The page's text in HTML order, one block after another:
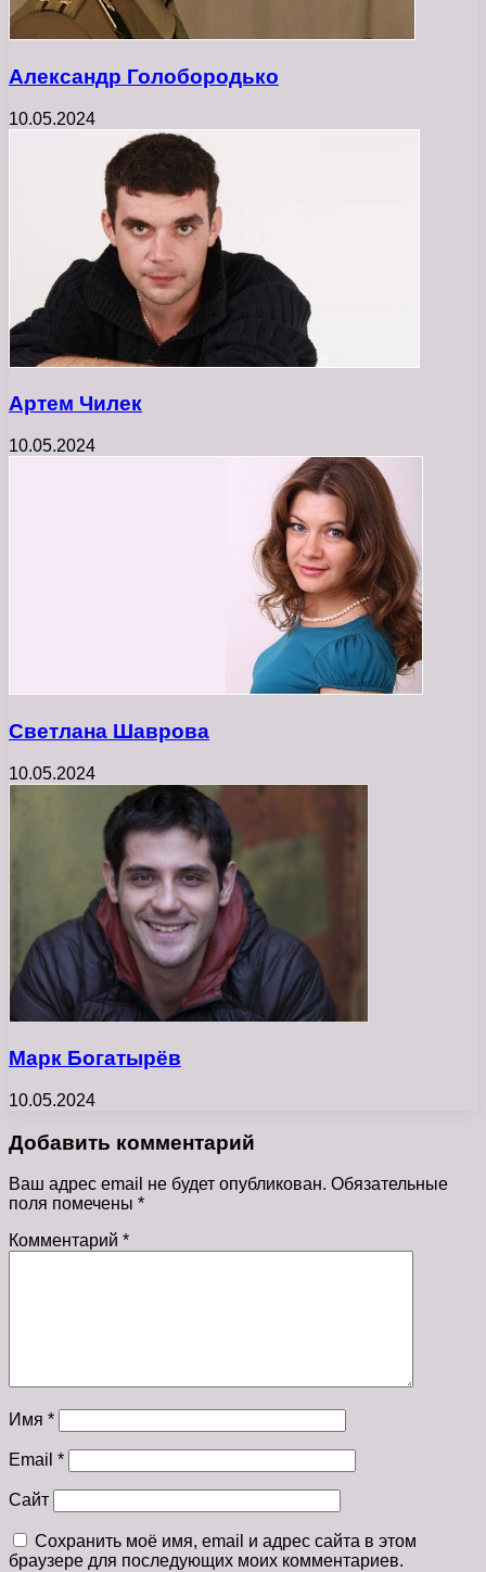
Александр Голобородько
10.05.2024
Артем Чилек
10.05.2024
Светлана Шаврова
10.05.2024
Марк Богатырёв
10.05.2024
Добавить комментарий
Ваш адрес email не будет опубликован. Обязательные
поля помечены *
Комментарий *
Имя *
Email *
Сайт
Сохранить моё имя, email и адрес сайта в этом
браузере для последующих моих комментариев.